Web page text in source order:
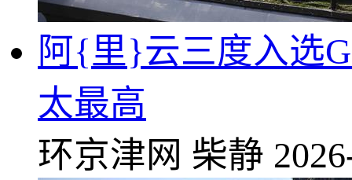
阿{里}云三度入选
太最高
环京津网 柴静